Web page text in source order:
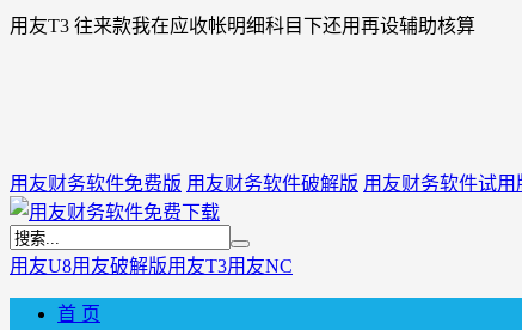
用友T3 往来款我在应收帐明细科目下还用再设辅助核算
用友财务软件免费版 用友财务软件破解版 用友财务软件试用
用友U8用友破解版用友T3用友NC
首 页